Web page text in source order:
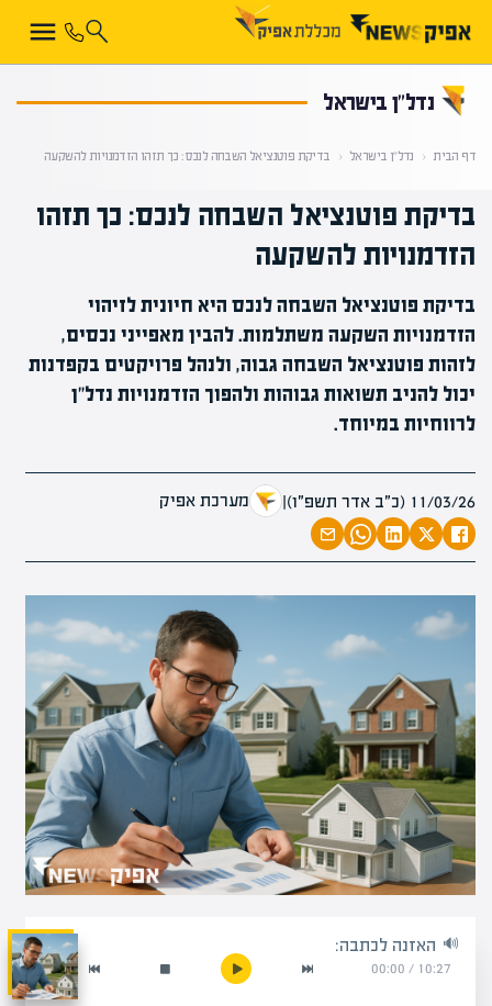
נדל”ן בישראל
דף הבית ‹ נדל”ן בישראל ‹ בדיקת פוטנציאל השבחה לנכס: כך תזהו הזדמנויות להשקעה
בדיקת פוטנציאל השבחה לנכס: כך תזהו
הזדמנויות להשקעה
בדיקת פוטנציאל השבחה לנכס היא חיונית לזיהוי
הזדמנויות השקעה משתלמות. להבין מאפייני נכסים,
לזהות פוטנציאל השבחה גבוה, ולנהל פרויקטים בקפדנות
יכול להניב תשואות גבוהות ולהפוך הזדמנויות נדל"ן
לרווחיות במיוחד.
11/03/26 (כ״ב אדר תשפ״ו) | מערכת אפיק
האזנה לכתבה:
10:27
/
00:00